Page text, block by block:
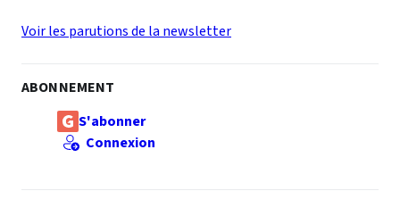
Voir les parutions de la newsletter
ABONNEMENT
S'abonner
Connexion